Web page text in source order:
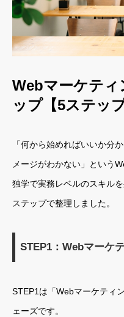
Webマーケティ
ップ【5ステップ
「何から始めればいいか分
メージがわかない」という
独学で実務レベルのスキル
ステップで整理しました。
STEP1：Webマーケ
STEP1は「Webマーケティ
ェーズです。